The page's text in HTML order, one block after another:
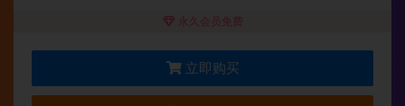
永久会员免费
立即购买